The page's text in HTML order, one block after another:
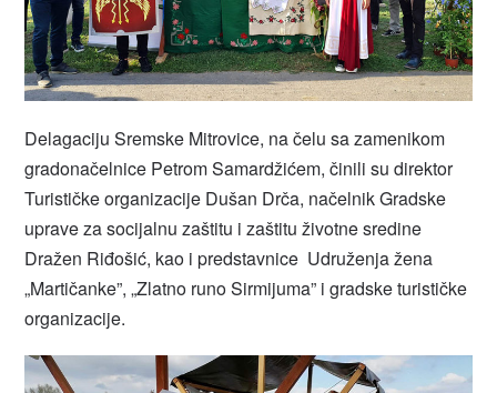
Delagaciju Sremske Mitrovice, na čelu sa zamenikom
gradonačelnice Petrom Samardžićem, činili su direktor
Turističke organizacije Dušan Drča, načelnik Gradske
uprave za socijalnu zaštitu i zaštitu životne sredine
Dražen Riđošić, kao i predstavnice Udruženja žena
„Martičanke”, „Zlatno runo Sirmijuma” i gradske turističke
organizacije.